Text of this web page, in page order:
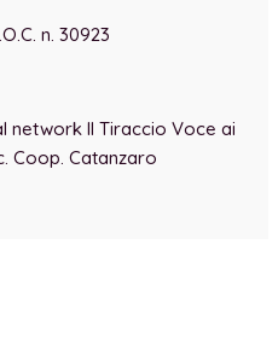
n. 30923
network Il Tiraccio Voce ai
Coop. Catanzaro